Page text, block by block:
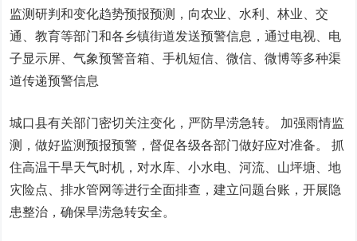
监测研判和变化趋势预报预测，向农业、水利、林业、交
通、教育等部门和各乡镇街道发送预警信息，通过电视、电
子显示屏、气象预警音箱、手机短信、微信、微博等多种渠
道传递预警信息
城口县有关部门密切关注变化，严防旱涝急转。 加强雨情监
测，做好监测预报预警，督促各级各部门做好应对准备。 抓
住高温干旱天气时机，对水库、小水电、河流、山坪塘、地
灾险点、排水管网等进行全面排查，建立问题台账，开展隐
患整治，确保旱涝急转安全。